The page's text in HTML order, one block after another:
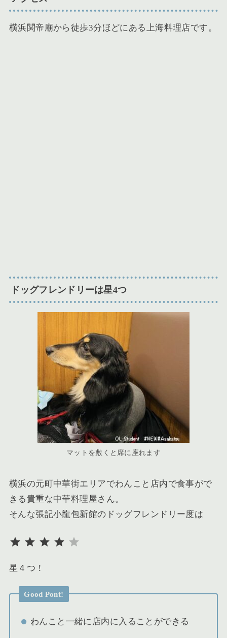
横浜関帝廟から徒歩3分ほどにある上海料理店です。
ドッグフレンドリーは星4つ
マットを敷くと席に座れます
横浜の元町中華街エリアでわんこと店内で食事がで
きる貴重な中華料理屋さん。
そんな張記小龍包新館のドッグフレンドリー度は
星４つ！
Good Pont!
わんこと一緒に店内に入ることができる